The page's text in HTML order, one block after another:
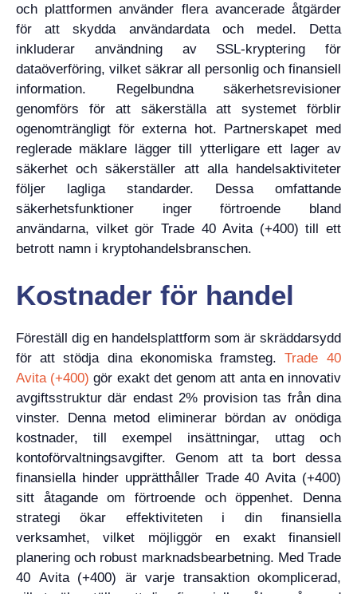
och plattformen använder flera avancerade åtgärder
för att skydda användardata och medel. Detta
inkluderar användning av SSL-kryptering för
dataöverföring, vilket säkrar all personlig och finansiell
information. Regelbundna säkerhetsrevisioner
genomförs för att säkerställa att systemet förblir
ogenomträngligt för externa hot. Partnerskapet med
reglerade mäklare lägger till ytterligare ett lager av
säkerhet och säkerställer att alla handelsaktiviteter
följer lagliga standarder. Dessa omfattande
säkerhetsfunktioner inger förtroende bland
användarna, vilket gör Trade 40 Avita (+400) till ett
betrott namn i kryptohandelsbranschen.
Kostnader för handel
Föreställ dig en handelsplattform som är skräddarsydd
för att stödja dina ekonomiska framsteg. Trade 40
Avita (+400) gör exakt det genom att anta en innovativ
avgiftsstruktur där endast 2% provision tas från dina
vinster. Denna metod eliminerar bördan av onödiga
kostnader, till exempel insättningar, uttag och
kontoförvaltningsavgifter. Genom att ta bort dessa
finansiella hinder upprätthåller Trade 40 Avita (+400)
sitt åtagande om förtroende och öppenhet. Denna
strategi ökar effektiviteten i din finansiella
verksamhet, vilket möjliggör en exakt finansiell
planering och robust marknadsbearbetning. Med Trade
40 Avita (+400) är varje transaktion okomplicerad,